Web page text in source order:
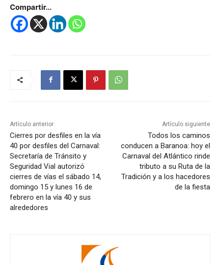
Compartir...
Artículo anterior
Cierres por desfiles en la vía
40 por desfiles del Carnaval:
Secretaría de Tránsito y
Seguridad Vial autorizó
cierres de vías el sábado 14,
domingo 15 y lunes 16 de
febrero en la vía 40 y sus
alrededores
Artículo siguiente
Todos los caminos
conducen a Baranoa: hoy el
Carnaval del Atlántico rinde
tributo a su Ruta de la
Tradición y a los hacedores
de la fiesta